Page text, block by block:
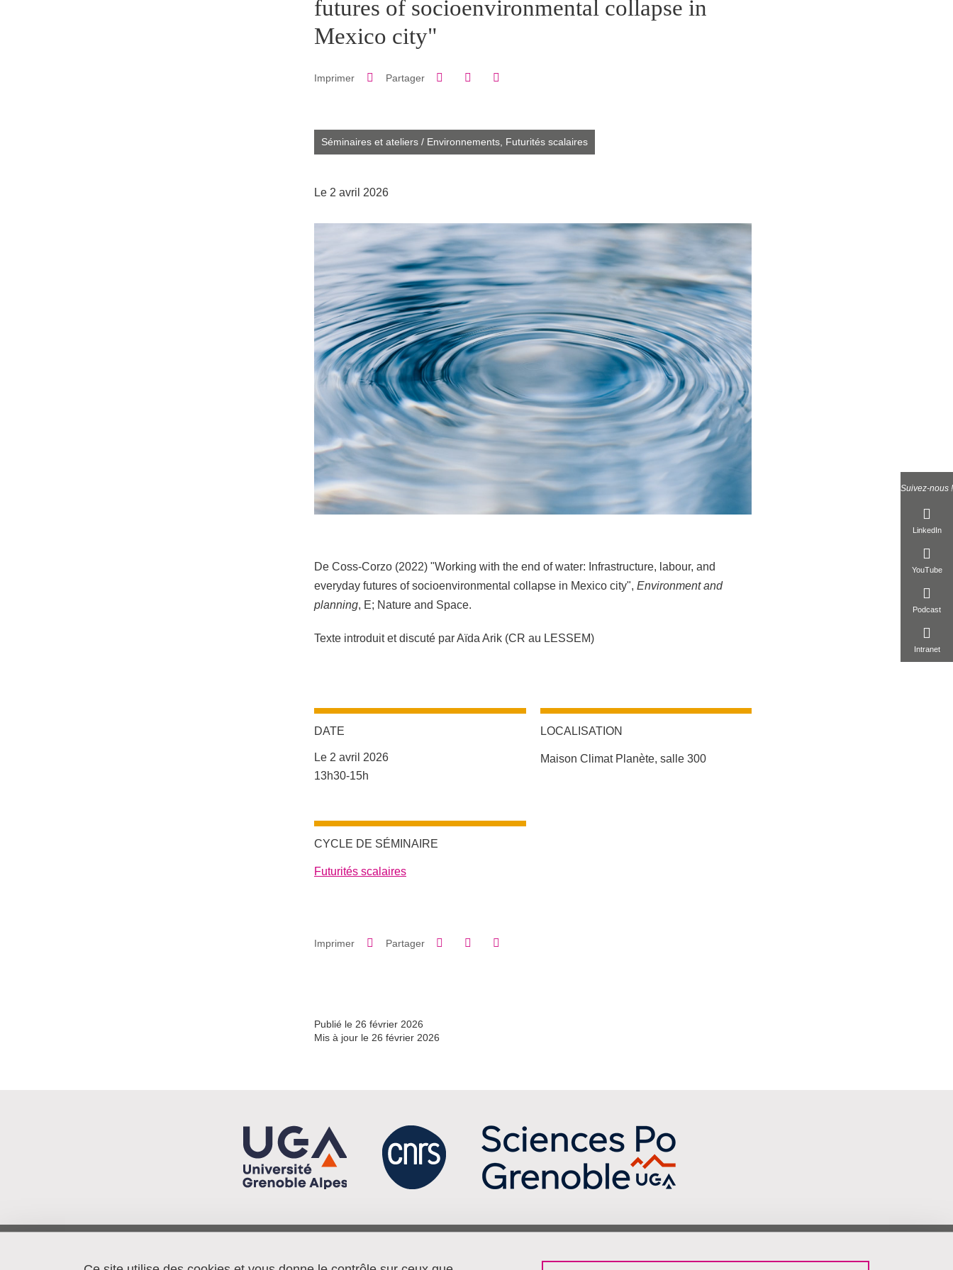
Suivez-nous !
LinkedIn
YouTube
Podcast
Intranet
futures of socioenvironmental collapse in
Mexico city"
Imprimer Partager Partager sur Facebook
Partager sur LinkedIn
Séminaires et ateliers/ Environnements, Futurités scalaires
Le 2 avril 2026
De Coss-Corzo (2022) "Working with the end of water: Infrastructure, labour, and
everyday futures of socioenvironmental collapse in Mexico city", Environment and
planning, E; Nature and Space.
Texte introduit et discuté par Aïda Arik (CR au LESSEM)
DATE
Le 2 avril 2026
Complément date
13h30-15h
LOCALISATION
Complément lieu
Maison Climat Planète, salle 300
CYCLE DE SÉMINAIRE
Futurités scalaires
Imprimer Partager Partager sur Facebook
Partager sur LinkedIn
Publié le 26 février 2026
Mis à jour le 26 février 2026
38040 Grenoble cedex 9
Menu footer